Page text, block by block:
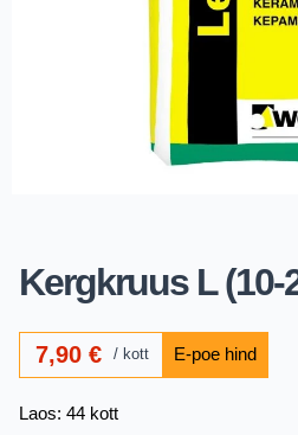
Kergkruus L (10-
7,90€ kott
Laos: 44 kott